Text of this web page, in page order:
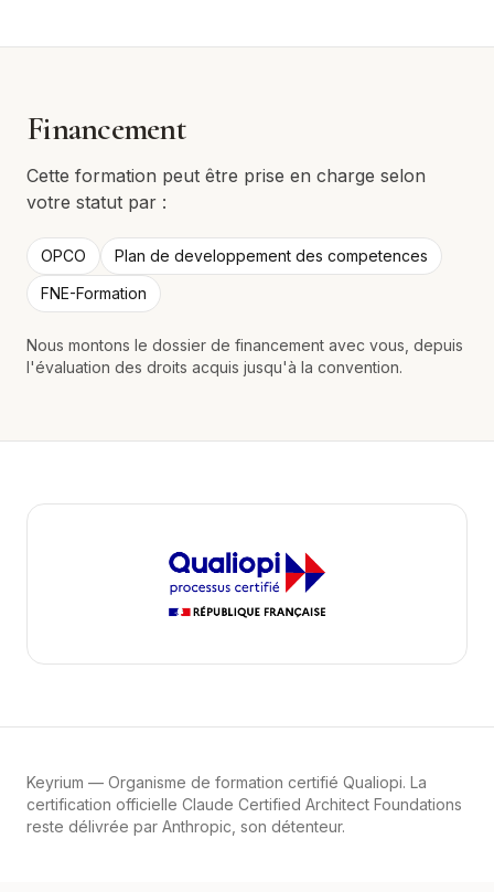
Financement
Cette formation peut être prise en charge selon
votre statut par :
OPCO
Plan de developpement des competences
FNE-Formation
Nous montons le dossier de financement avec vous, depuis
l'évaluation des droits acquis jusqu'à la convention.
Keyrium — Organisme de formation certifié Qualiopi. La
certification officielle Claude Certified Architect Foundations
reste délivrée par Anthropic, son détenteur.